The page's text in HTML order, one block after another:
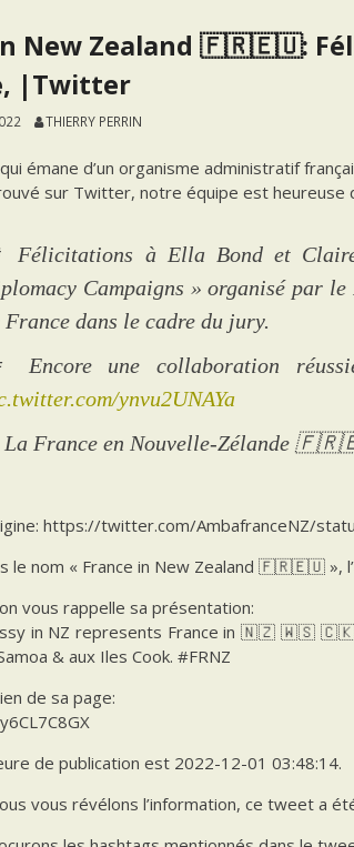
New Zealand 🇫🇷🇪🇺:
|Twitter
THIERRY PERRIN
émane d’un organisme administratif
sur Twitter, notre équipe est heureuse
Félicitations à Ella Bond et
Campaigns » organisé par le
France dans le cadre du jury.
Encore une collaboration
ynvu2UNAYa
France en Nouvelle-Zélande
https://twitter.com/AmbafranceNZ/
le nom « France in New Zealand 🇫🇷🇪🇺 »,
vous rappelle sa présentation:
in NZ represents France in 🇳🇿 🇼🇸
& aux Iles Cook. #FRNZ
de sa page:
de publication est 2022-12-01 03:48:14.
vous révélons l’information, ce tweet a